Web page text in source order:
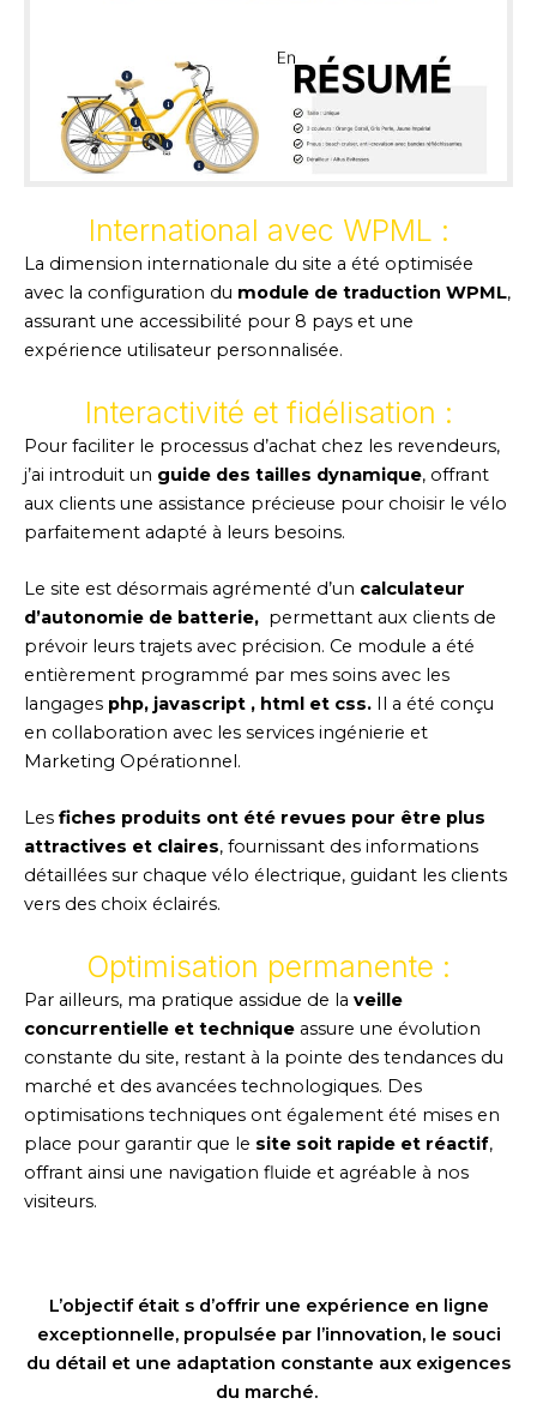
International avec WPML :
La dimension internationale du site a été optimisée
avec la configuration du module de traduction WPML,
assurant une accessibilité pour 8 pays et une
expérience utilisateur personnalisée.
Interactivité et fidélisation :
Pour faciliter le processus d’achat chez les revendeurs,
j’ai introduit un guide des tailles dynamique, offrant
aux clients une assistance précieuse pour choisir le vélo
parfaitement adapté à leurs besoins.
Le site est désormais agrémenté d’un calculateur
d’autonomie de batterie, permettant aux clients de
prévoir leurs trajets avec précision. Ce module a été
entièrement programmé par mes soins avec les
langages php, javascript , html et css. Il a été conçu
en collaboration avec les services ingénierie et
Marketing Opérationnel.
Les fiches produits ont été revues pour être plus
attractives et claires, fournissant des informations
détaillées sur chaque vélo électrique, guidant les clients
vers des choix éclairés.
Optimisation permanente :
Par ailleurs, ma pratique assidue de la veille
concurrentielle et technique assure une évolution
constante du site, restant à la pointe des tendances du
marché et des avancées technologiques. Des
optimisations techniques ont également été mises en
place pour garantir que le site soit rapide et réactif,
offrant ainsi une navigation fluide et agréable à nos
visiteurs.
L’objectif était s d’offrir une expérience en ligne
exceptionnelle, propulsée par l’innovation, le souci
du détail et une adaptation constante aux exigences
du marché.